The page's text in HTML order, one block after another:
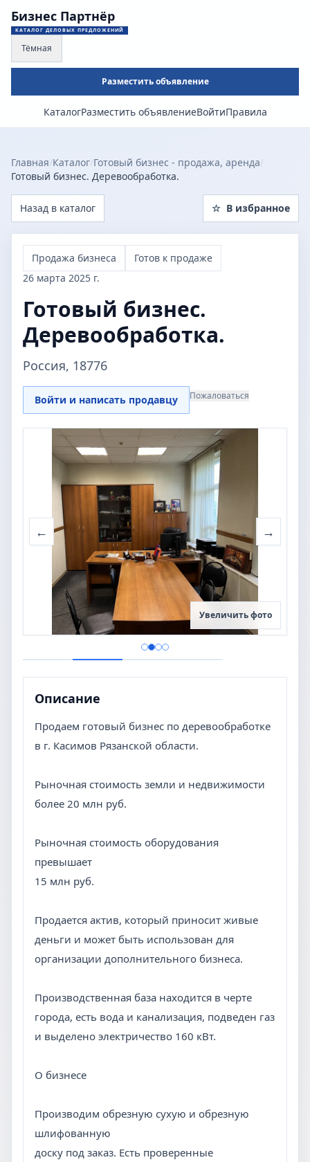
Бизнес Партнёр
КАТАЛОГ ДЕЛОВЫХ ПРЕДЛОЖЕНИЙ
Тёмная
Разместить объявление
КаталогРазместить объявлениеВойтиПравила
Главная/Каталог/Готовый бизнес - продажа, аренда/
Готовый бизнес. Деревообработка.
Назад в каталог ☆ В избранное
Продажа бизнеса
Готов к продаже
26 марта 2025 г.
Готовый бизнес.
Деревообработка.
Россия, 18776
Войти и написать продавцу Пожаловаться
Увеличить фото
← →
Описание
Продаем готовый бизнес по деревообработке
в г. Касимов Рязанской области.
Рыночная стоимость земли и недвижимости
более 20 млн руб.
Рыночная стоимость оборудования
превышает
15 млн руб.
Продается актив, который приносит живые
деньги и может быть использован для
организации дополнительного бизнеса.
Производственная база находится в черте
города, есть вода и канализация, подведен газ
и выделено электричество 160 кВт.
О бизнесе
Производим обрезную сухую и обрезную
шлифованную
доску под заказ. Есть проверенные